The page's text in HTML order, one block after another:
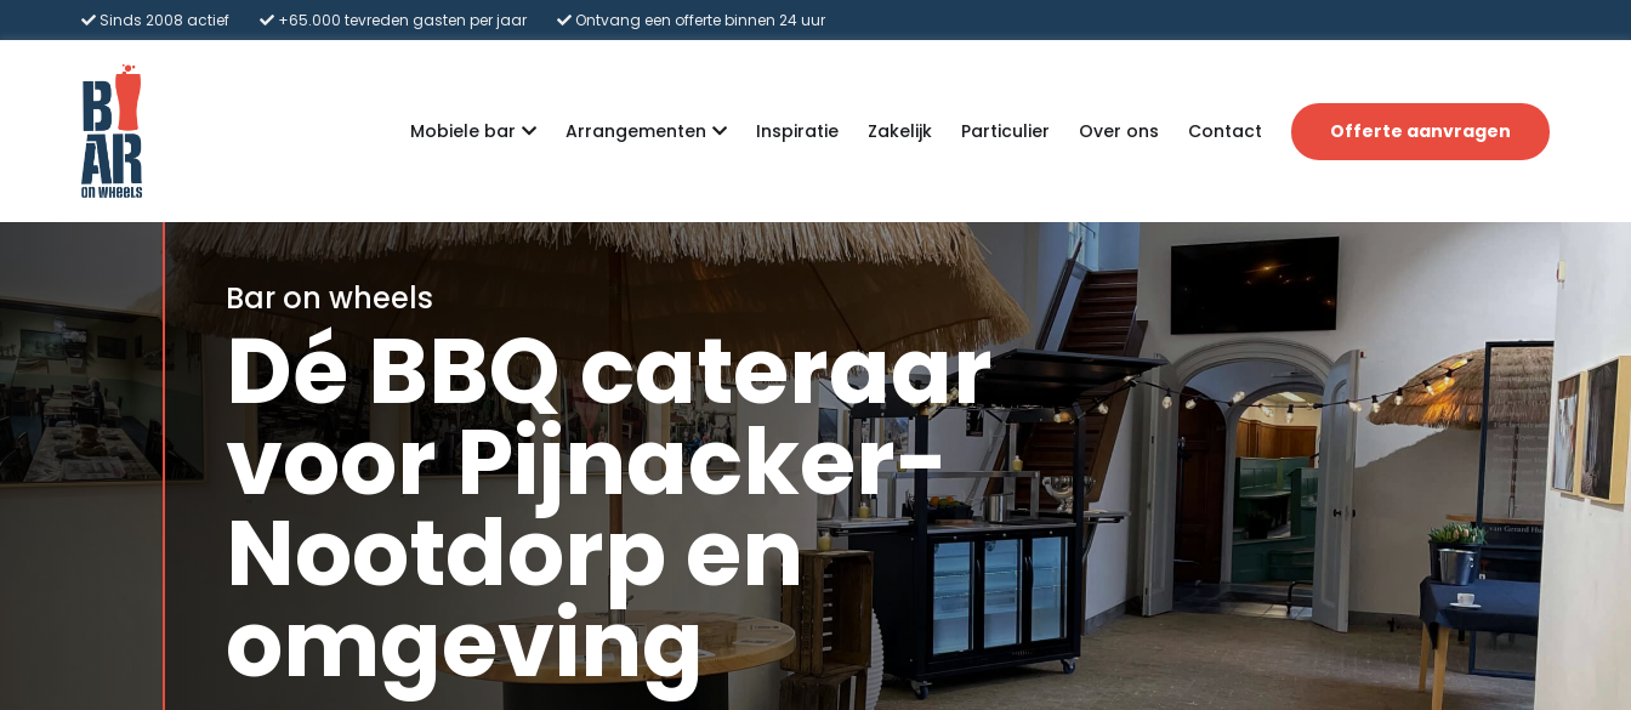
Sinds 2008 actief +65.000 tevreden gasten per jaar Ontvang een offerte binnen 24 uur
Mobiele bar Arrangementen Inspiratie Zakelijk Particulier Over ons Contact Offerte aanvragen
Bar on wheels
Dé BBQ cateraar
voor Pijnacker-
Nootdorp en
omgeving